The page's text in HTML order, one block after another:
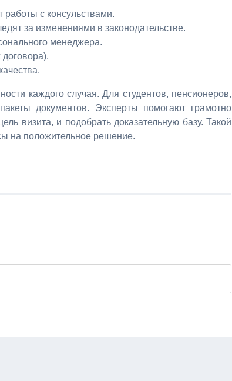
с консульствами.
за изменениями в законодательстве.
менеджера.
договора).
каждого случая. Для студентов, пенсионеров,
документов. Эксперты помогают грамотно
визита, и подобрать доказательную базу. Такой
на положительное решение.